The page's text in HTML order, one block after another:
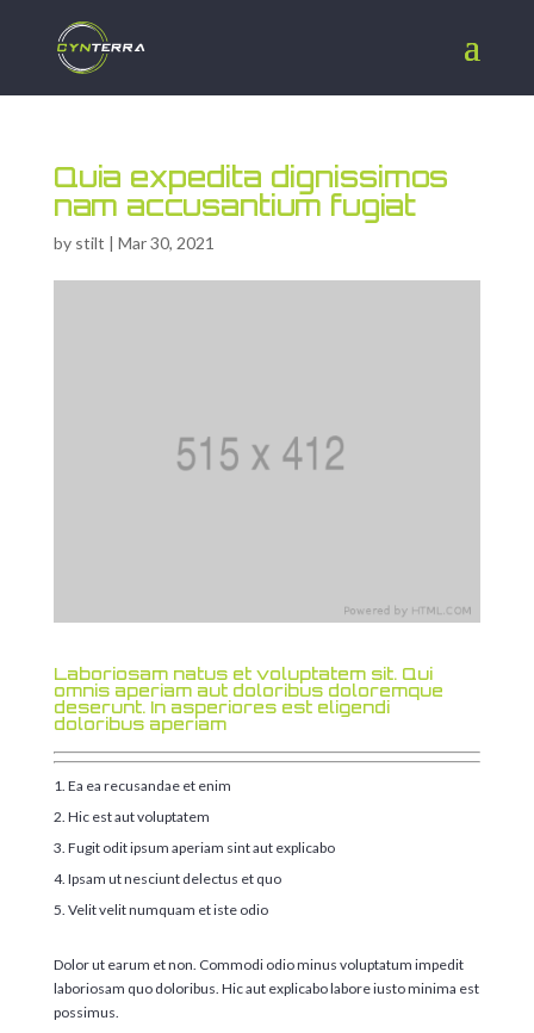
Quia expedita dignissimos
nam accusantium fugiat
by stilt | Mar 30, 2021
Laboriosam natus et voluptatem sit. Qui
omnis aperiam aut doloribus doloremque
deserunt. In asperiores est eligendi
doloribus aperiam
Ea ea recusandae et enim
Hic est aut voluptatem
Fugit odit ipsum aperiam sint aut explicabo
Ipsam ut nesciunt delectus et quo
Velit velit numquam et iste odio
Dolor ut earum et non. Commodi odio minus voluptatum impedit
laboriosam quo doloribus. Hic aut explicabo labore iusto minima est
possimus.